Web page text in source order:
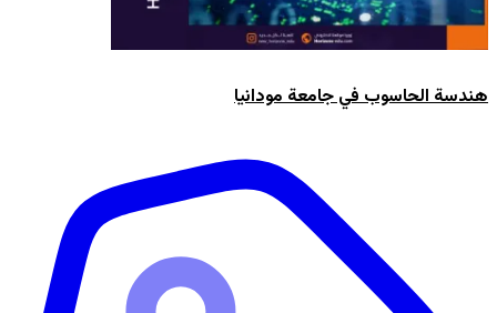
هندسة الحاسوب في جامعة مودانيا